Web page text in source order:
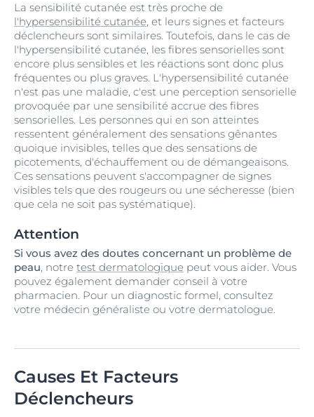
La sensibilité cutanée est très proche de
l'hypersensibilité cutanée, et leurs signes et facteurs
déclencheurs sont similaires. Toutefois, dans le cas de
l'hypersensibilité cutanée, les fibres sensorielles sont
encore plus sensibles et les réactions sont donc plus
fréquentes ou plus graves. L'hypersensibilité cutanée
n'est pas une maladie, c'est une perception sensorielle
provoquée par une sensibilité accrue des fibres
sensorielles. Les personnes qui en son atteintes
ressentent généralement des sensations gênantes
quoique invisibles, telles que des sensations de
picotements, d'échauffement ou de démangeaisons.
Ces sensations peuvent s'accompagner de signes
visibles tels que des rougeurs ou une sécheresse (bien
que cela ne soit pas systématique).
Attention
Si vous avez des doutes concernant un problème de
peau, notre test dermatologique peut vous aider. Vous
pouvez également demander conseil à votre
pharmacien. Pour un diagnostic formel, consultez
votre médecin généraliste ou votre dermatologue.
Causes Et Facteurs
Déclencheurs